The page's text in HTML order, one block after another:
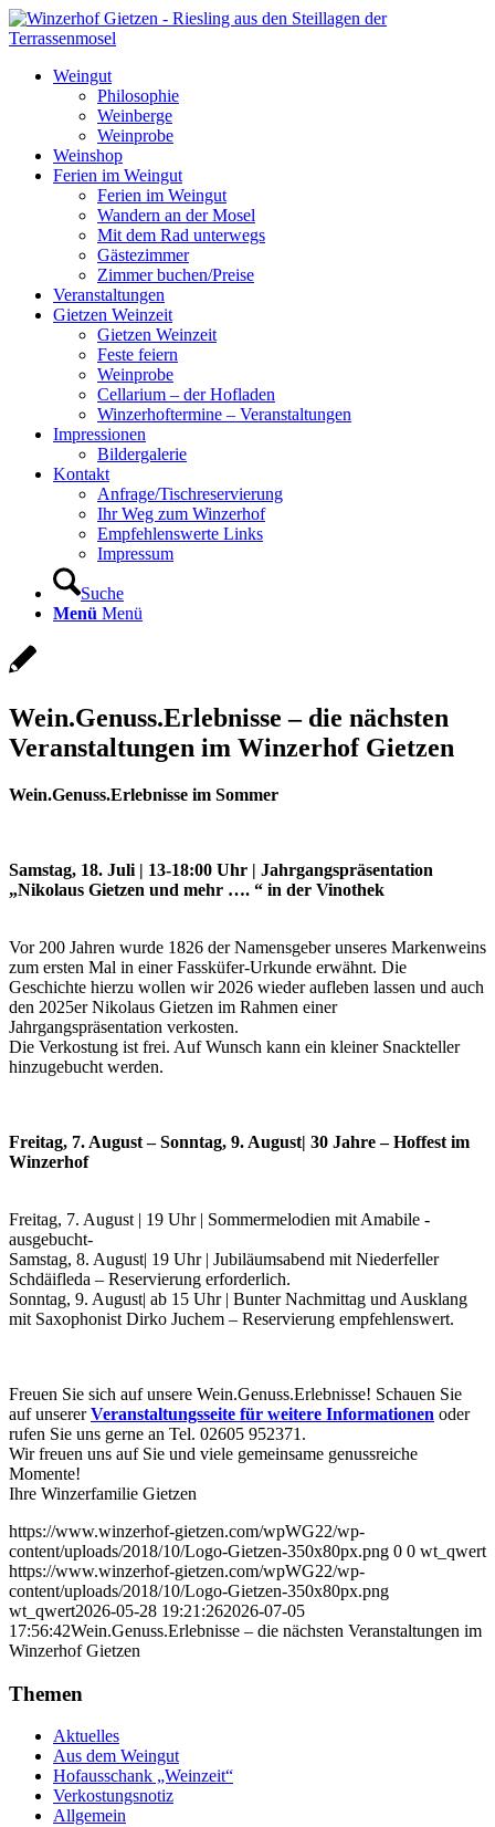
Weingut
Philosophie
Weinberge
Weinprobe
Weinshop
Ferien im Weingut
Ferien im Weingut
Wandern an der Mosel
Mit dem Rad unterwegs
Gästezimmer
Zimmer buchen/Preise
Veranstaltungen
Gietzen Weinzeit
Gietzen Weinzeit
Feste feiern
Weinprobe
Cellarium – der Hofladen
Winzerhoftermine – Veranstaltungen
Impressionen
Bildergalerie
Kontakt
Anfrage/Tischreservierung
Ihr Weg zum Winzerhof
Empfehlenswerte Links
Impressum
Suche
Menü Menü
Wein.Genuss.Erlebnisse – die nächsten
Veranstaltungen im Winzerhof Gietzen
Wein.Genuss.Erlebnisse im Sommer
Samstag, 18. Juli | 13-18:00 Uhr | Jahrgangspräsentation
„Nikolaus Gietzen und mehr …. “ in der Vinothek
Vor 200 Jahren wurde 1826 der Namensgeber unseres Markenweins
zum ersten Mal in einer Fassküfer-Urkunde erwähnt. Die
Geschichte hierzu wollen wir 2026 wieder aufleben lassen und auch
den 2025er Nikolaus Gietzen im Rahmen einer
Jahrgangspräsentation verkosten.
Die Verkostung ist frei. Auf Wunsch kann ein kleiner Snackteller
hinzugebucht werden.
Freitag, 7. August – Sonntag, 9. August| 30 Jahre – Hoffest im
Winzerhof
Freitag, 7. August | 19 Uhr | Sommermelodien mit Amabile -
ausgebucht-
Samstag, 8. August| 19 Uhr | Jubiläumsabend mit Niederfeller
Schdäifleda – Reservierung erforderlich.
Sonntag, 9. August| ab 15 Uhr | Bunter Nachmittag und Ausklang
mit Saxophonist Dirko Juchem – Reservierung empfehlenswert.
Freuen Sie sich auf unsere Wein.Genuss.Erlebnisse! Schauen Sie
auf unsererVeranstaltungsseite für weitere Informationen oder
rufen Sie uns gerne an Tel. 02605 952371.
Wir freuen uns auf Sie und viele gemeinsame genussreiche
Momente!
Ihre Winzerfamilie Gietzen
https://www.winzerhof-gietzen.com/wpWG22/wp-
content/uploads/2018/10/Logo-Gietzen-350x80px.png 0 0 wt_qwert
https://www.winzerhof-gietzen.com/wpWG22/wp-
content/uploads/2018/10/Logo-Gietzen-350x80px.png
wt_qwert2026-05-28 19:21:262026-07-05
17:56:42Wein.Genuss.Erlebnisse – die nächsten Veranstaltungen im
Winzerhof Gietzen
Themen
Aktuelles
Aus dem Weingut
Hofausschank „Weinzeit“
Verkostungsnotiz
Allgemein